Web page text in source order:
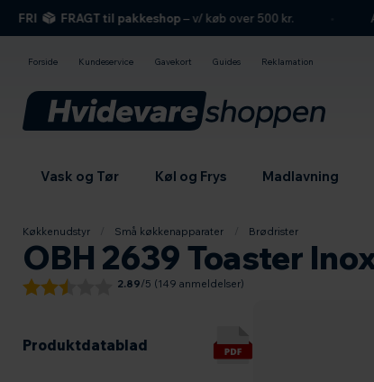
FRI FRAGT til pakkeshop– v/ køb over 500 kr.
Forside Kundeservice Gavekort Guides Reklamation
Vask og Tør Køl og Frys Madlavning
Køkkenudstyr Små køkkenapparater Brødrister
OBH 2639 Toaster
2.89/5 (149 anmeldelser)
Produktdatablad